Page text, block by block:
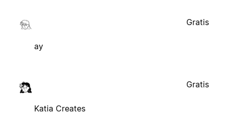
ay
Gratis
Katia Creates
Gratis